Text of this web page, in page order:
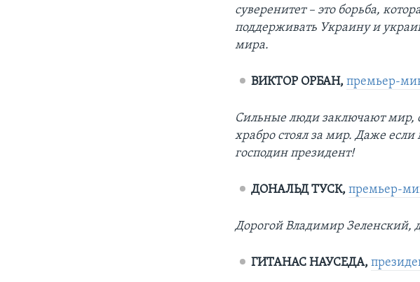
суверенитет – это борьба,
поддерживать Украину и
мира.
ВИКТОР ОРБАН, премьер-
Сильные люди заключают мир,
храбро стоял за мир. Даже
господин президент!
ДОНАЛЬД ТУСК, премьер-
Дорогой Владимир Зеленский,
ГИТАНАС НАУСЕДА,